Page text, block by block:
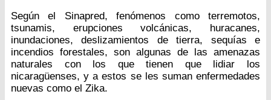
Según el Sinapred, fenómenos como terremotos,
tsunamis, erupciones volcánicas, huracanes,
inundaciones, deslizamientos de tierra, sequías e
incendios forestales, son algunas de las amenazas
naturales con los que tienen que lidiar los
nicaragüenses, y a estos se les suman enfermedades
nuevas como el Zika.